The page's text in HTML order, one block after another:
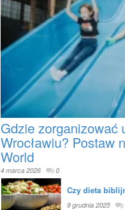
Gdzie zorganizować
Wrocławiu? Postaw
World
4 marca 2026 0
Czy dieta
9 grudnia 2025